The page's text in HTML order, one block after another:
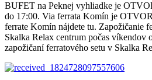
BUFET na Peknej vyhliadke je
do 17:00. Via ferrata Komín je
ferrate Komín nájdete tu. Zapožičanie
Skalka Relax centrum počas
zapožičaní ferratového setu v Skalka